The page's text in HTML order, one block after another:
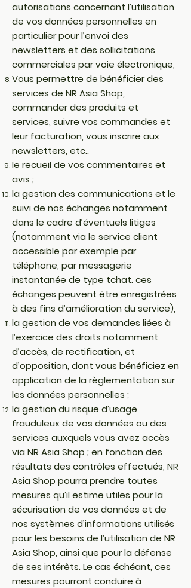
autorisations concernant l’utilisation
de vos données personnelles en
particulier pour l’envoi des
newsletters et des sollicitations
commerciales par voie électronique,
Vous permettre de bénéficier des
services de NR Asia Shop,
commander des produits et
services, suivre vos commandes et
leur facturation, vous inscrire aux
newsletters, etc..
le recueil de vos commentaires et
avis ;
la gestion des communications et le
suivi de nos échanges notamment
dans le cadre d’éventuels litiges
(notamment via le service client
accessible par exemple par
téléphone, par messagerie
instantanée de type tchat. ces
échanges peuvent être enregistrées
à des fins d’amélioration du service),
la gestion de vos demandes liées à
l’exercice des droits notamment
d’accès, de rectification, et
d’opposition, dont vous bénéficiez en
application de la règlementation sur
les données personnelles ;
la gestion du risque d’usage
frauduleux de vos données ou des
services auxquels vous avez accès
via NR Asia Shop ; en fonction des
résultats des contrôles effectués, NR
Asia Shop pourra prendre toutes
mesures qu’il estime utiles pour la
sécurisation de vos données et de
nos systèmes d’informations utilisés
pour les besoins de l’utilisation de NR
Asia Shop, ainsi que pour la défense
de ses intérêts. Le cas échéant, ces
mesures pourront conduire à